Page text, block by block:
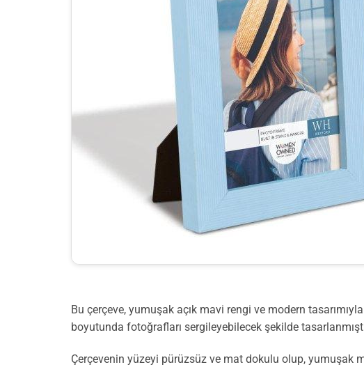
Bu çerçeve, yumuşak açık mavi rengi ve modern
boyutunda fotoğrafları sergileyebilecek şekilde
Çerçevenin yüzeyi pürüzsüz ve mat dokulu olup, yumuşak